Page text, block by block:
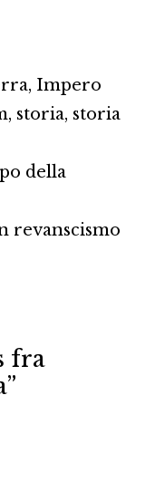
, Impero
, storia, storia
della
revanscismo
fra